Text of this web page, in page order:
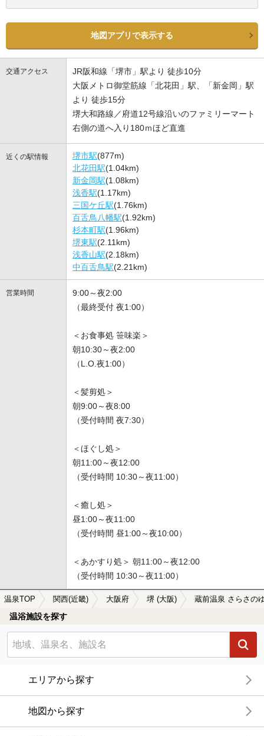
地図アプリで表示する
交通アクセス
JR阪和線「堺市」駅より 徒歩10分
大阪メトロ御堂筋線「北花田」駅、「新金岡」駅
より 徒歩15分
堺大和路線／府道12号線沿いのファミリーマート
右側の道へ入り180ｍほど直進
近くの駅情報 堺市駅(877m)
北花田駅(1.04km)
新金岡駅(1.08km)
浅香駅(1.17km)
三国ケ丘駅(1.76km)
百舌鳥八幡駅(1.92km)
杉本町駅(1.96km)
堺東駅(2.11km)
浅香山駅(2.18km)
中百舌鳥駅(2.21km)
営業時間
9:00～夜2:00
（最終受付 夜1:00）
＜お食事処 笹味楽＞
朝10:30～夜2:00
（L.O.夜1:00）
＜髪剪処＞
朝9:00～夜8:00
（受付時間 夜7:30）
＜ほぐし処＞
朝11:00～夜12:00
（受付時間 10:30～夜11:00）
＜癒し処＞
昼1:00～夜11:00
（受付時間 昼1:00～夜10:00）
＜あかすり処＞ 朝11:00～夜12:00
（受付時間 10:30～夜11:00）
温泉TOP 関西(近畿) 大阪府 堺 (大阪) 蔵前温泉 さらさの
温浴施設を探す
エリアから探す
地図から探す